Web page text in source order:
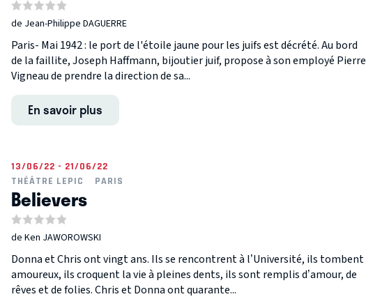
de Jean-Philippe DAGUERRE
Paris- Mai 1942 : le port de l'étoile jaune pour les juifs est décrété. Au bord
de la faillite, Joseph Haffmann, bijoutier juif, propose à son employé Pierre
Vigneau de prendre la direction de sa...
En savoir plus
13/06/22 - 21/06/22
THÉÂTRE LEPIC
PARIS
Believers
de Ken JAWOROWSKI
Donna et Chris ont vingt ans. Ils se rencontrent à l’Université, ils tombent
amoureux, ils croquent la vie à pleines dents, ils sont remplis d’amour, de
rêves et de folies. Chris et Donna ont quarante...